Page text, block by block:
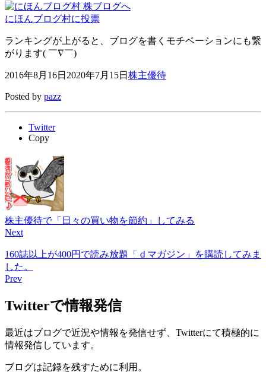
にほんブログ村に投票
ランキングが上がると、ブログを書くモチベーションにも繋
がります( ￣∇￣)
2016年8月16日 2020年7月15日 株主優待
Posted by pazz
Twitter
Copy
株主優待で「日々の買い物を節約」してみる
Next
160誌以上が400円で読み放題「ｄマガジン」を購読してみま
した。
Prev
Twitterで情報発信
最近はブログで近況や情報を発信せず、Twitterにて積極的に
情報発信しています。
ブログは記録を残すために利用。